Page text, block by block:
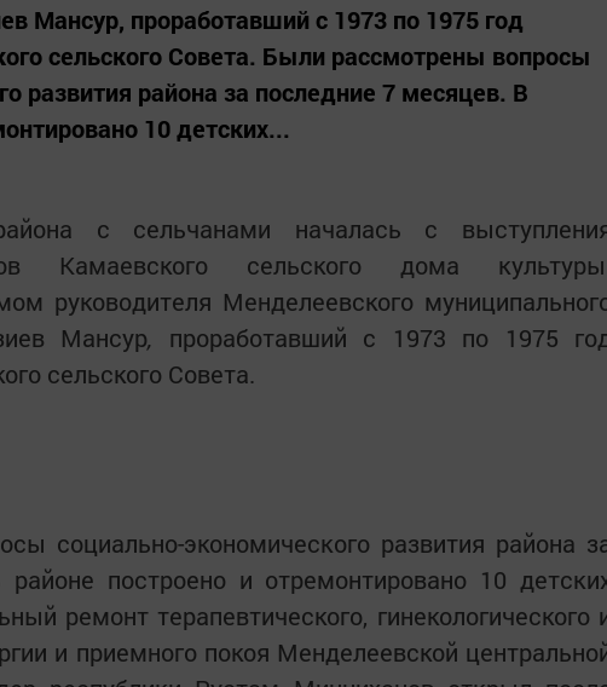
Мансур, проработавший с 1973 по 1975 год
сельского Совета. Были рассмотрены вопросы
развития района за последние 7 месяцев. В
10 детских...
с сельчанами началась с
Камаевского сельского дома
руководителя Менделеевского
Мансур, проработавший с 1973 по 1975
сельского Совета.
социально-экономического развития района
построено и отремонтировано 10
ремонт терапевтического, гинекологического
и приемного покоя Менделеевской